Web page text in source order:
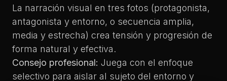
La narración visual en tres fotos (protagonista,
antagonista y entorno, o secuencia amplia,
media y estrecha) crea tensión y progresión de
forma natural y efectiva.
Consejo profesional: Juega con el enfoque
selectivo para aislar al sujeto del entorno y